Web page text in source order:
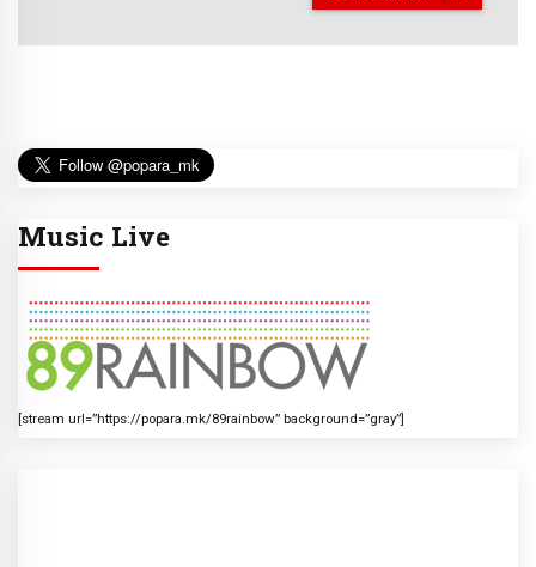
Music Live
[stream url=”https://popara.mk/89rainbow” background=”gray”]